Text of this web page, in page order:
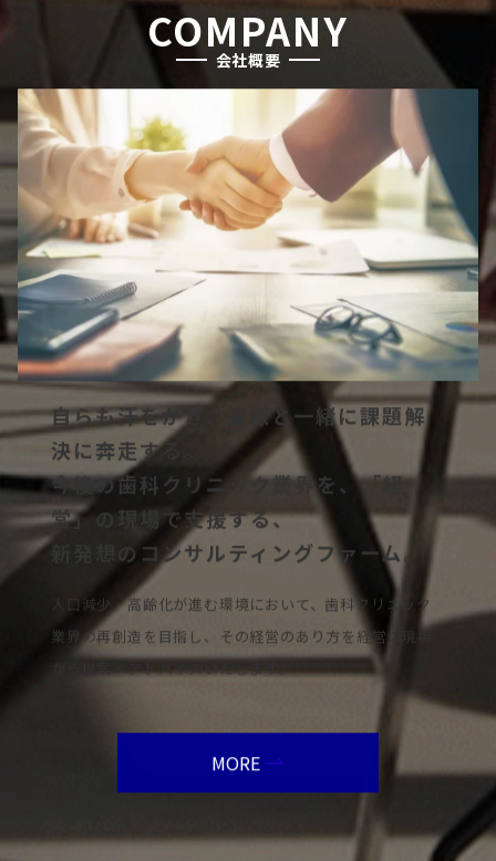
COMPANY
会社概要
自らも汗をかき、皆様と一緒に課題解
決に奔走する。
今後の歯科クリニック業界を、「経
営」の現場で支援する、
新発想のコンサルティングファーム。
人口減少、高齢化が進む環境において、歯科クリニック
業界の再創造を目指し、その経営のあり方を経営の現場
から提案・アドバイスいたします。
MORE